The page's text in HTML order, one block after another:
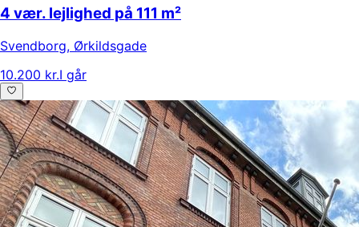
4 vær. lejlighed på 111 m²
Svendborg, Ørkildsgade
10.200 kr.I går